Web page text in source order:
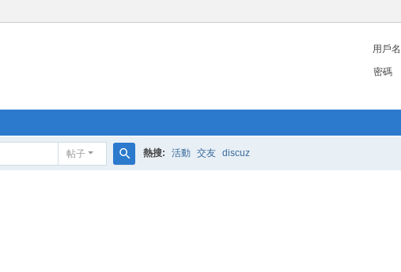
用戶名
密碼
帖子 熱搜: 活動 交友 discuz